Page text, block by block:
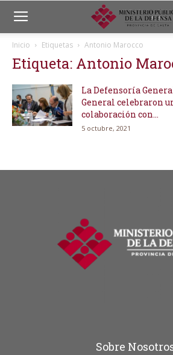
Inicio Etiquetas Antonio Marocco
Etiqueta: Antonio
La Defensoría
General celebraron
colaboración con...
5 octubre, 2021
Sobre